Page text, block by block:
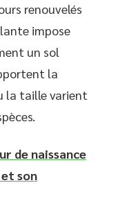
renouvelés
impose
un sol
la
la taille varient
de naissance
son